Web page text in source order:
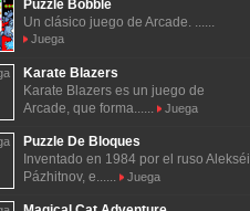
Puzzle Bobble
Un clásico juego de Arcade. ......
Juega
Karate Blazers
Karate Blazers es un juego de
Arcade, que forma......
Juega
Puzzle De Bloques
Inventado en 1984 por el ruso Alekséi
Pázhitnov, e......
Juega